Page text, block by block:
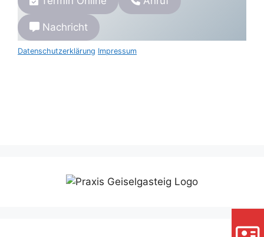
Nachricht
Datenschutzerklärung Impressum